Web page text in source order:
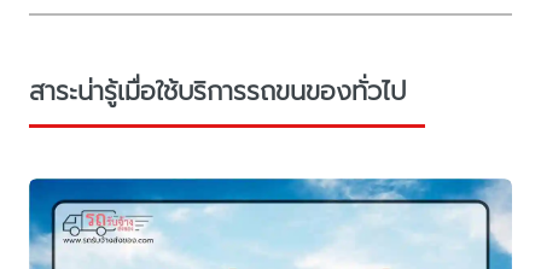
สาระน่ารู้เมื่อใช้บริการรถขนของทั่วไป